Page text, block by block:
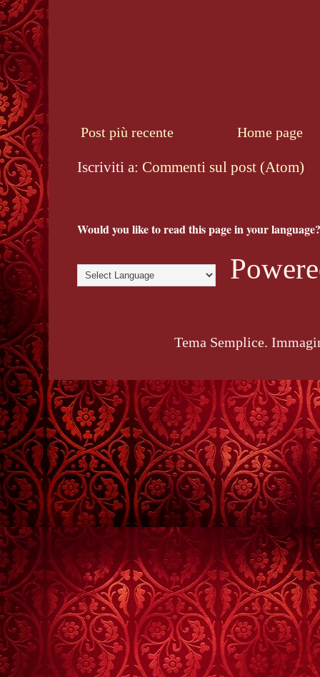
Post più recente Home page
Iscriviti a: Commenti sul post (Atom)
Would you like to read this page in your
Tema Semplice.